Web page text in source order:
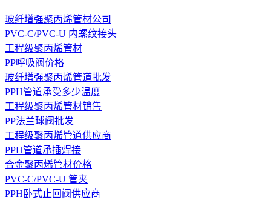
玻纤增强聚丙烯管材公司
PVC-C/PVC-U 内螺纹接头
工程级聚丙烯管材
PP呼吸阀价格
玻纤增强聚丙烯管道批发
PPH管道承受多少温度
工程级聚丙烯管材销售
PP法兰球阀批发
工程级聚丙烯管道供应商
PPH管道承插焊接
合金聚丙烯管材价格
PVC-C/PVC-U 管夹
PPH卧式止回阀供应商